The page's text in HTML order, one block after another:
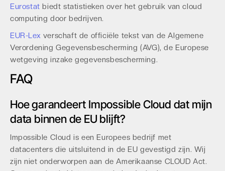
Eurostat biedt statistieken over het gebruik van cloud
computing door bedrijven.
EUR-Lex verschaft de officiële tekst van de Algemene
Verordening Gegevensbescherming (AVG), de Europese
wetgeving inzake gegevensbescherming.
FAQ
Hoe garandeert Impossible Cloud dat mijn
data binnen de EU blijft?
Impossible Cloud is een Europees bedrijf met
datacenters die uitsluitend in de EU gevestigd zijn. Wij
zijn niet onderworpen aan de Amerikaanse CLOUD Act.